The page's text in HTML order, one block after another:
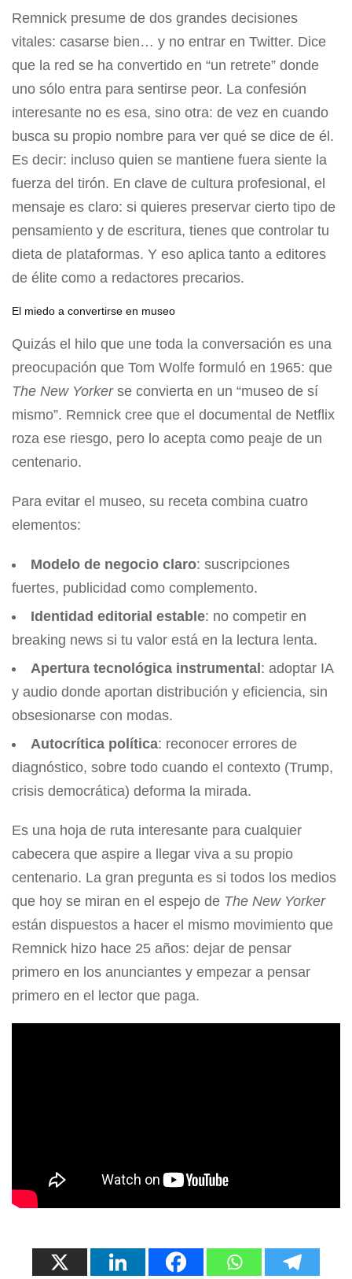
Remnick presume de dos grandes decisiones
vitales: casarse bien… y no entrar en Twitter. Dice
que la red se ha convertido en “un retrete” donde
uno sólo entra para sentirse peor. La confesión
interesante no es esa, sino otra: de vez en cuando
busca su propio nombre para ver qué se dice de él.
Es decir: incluso quien se mantiene fuera siente la
fuerza del tirón. En clave de cultura profesional, el
mensaje es claro: si quieres preservar cierto tipo de
pensamiento y de escritura, tienes que controlar tu
dieta de plataformas. Y eso aplica tanto a editores
de élite como a redactores precarios.
El miedo a convertirse en museo
Quizás el hilo que une toda la conversación es una
preocupación que Tom Wolfe formuló en 1965: que
The New Yorkerse convierta en un “museo de sí
mismo”. Remnick cree que el documental de Netflix
roza ese riesgo, pero lo acepta como peaje de un
centenario.
Para evitar el museo, su receta combina cuatro
elementos:
Modelo de negocio claro: suscripciones
fuertes, publicidad como complemento.
Identidad editorial estable: no competir en
breaking news si tu valor está en la lectura lenta.
Apertura tecnológica instrumental: adoptar IA
y audio donde aportan distribución y eficiencia, sin
obsesionarse con modas.
Autocrítica política: reconocer errores de
diagnóstico, sobre todo cuando el contexto (Trump,
crisis democrática) deforma la mirada.
Es una hoja de ruta interesante para cualquier
cabecera que aspire a llegar viva a su propio
centenario. La gran pregunta es si todos los medios
que hoy se miran en el espejo de The New Yorker
están dispuestos a hacer el mismo movimiento que
Remnick hizo hace 25 años: dejar de pensar
primero en los anunciantes y empezar a pensar
primero en el lector que paga.